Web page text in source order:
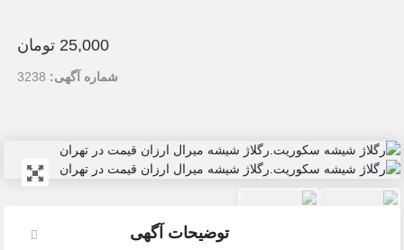
25,000 تومان
شماره آگهی: 3238
توضیحات آگهی